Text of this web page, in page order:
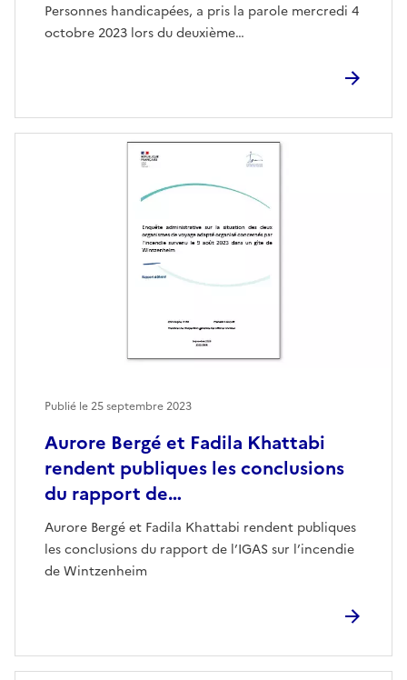
Personnes handicapées, a pris la parole mercredi 4
octobre 2023 lors du deuxième…
Aurore Bergé et Fadila Khattabi
rendent publiques les conclusions
du rapport de…
Aurore Bergé et Fadila Khattabi rendent publiques
les conclusions du rapport de l’IGAS sur l’incendie
de Wintzenheim
Publié le25 septembre 2023